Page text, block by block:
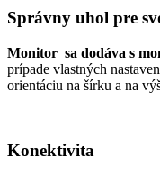
Správny uhol pre
Monitor sa dodáva s
prípade vlastných
orientáciu na šírku a na
Konektivita